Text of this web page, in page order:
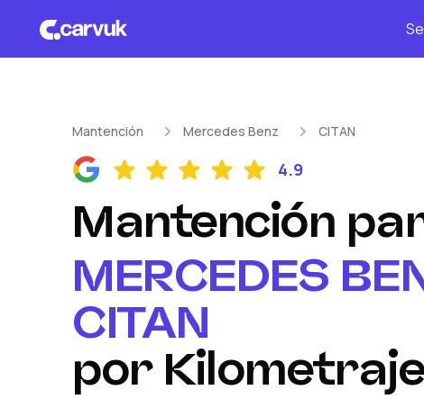
Mantención Mercedes Benz CITAN
4.9
Mantención
MERCEDES
CITAN
por